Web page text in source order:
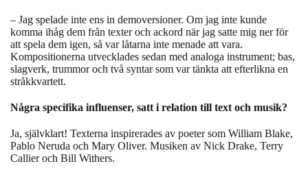
– Jag spelade inte ens in demoversioner. Om jag inte kunde
komma ihåg dem från texter och ackord när jag satte mig ner för
att spela dem igen, så var låtarna inte menade att vara.
Kompositionerna utvecklades sedan med analoga instrument; bas,
slagverk, trummor och två syntar som var tänkta att efterlikna en
stråkkvartett.
Några specifika influenser, satt i relation till text och musik?
Ja, självklart! Texterna inspirerades av poeter som William Blake,
Pablo Neruda och Mary Oliver. Musiken av Nick Drake, Terry
Callier och Bill Withers.